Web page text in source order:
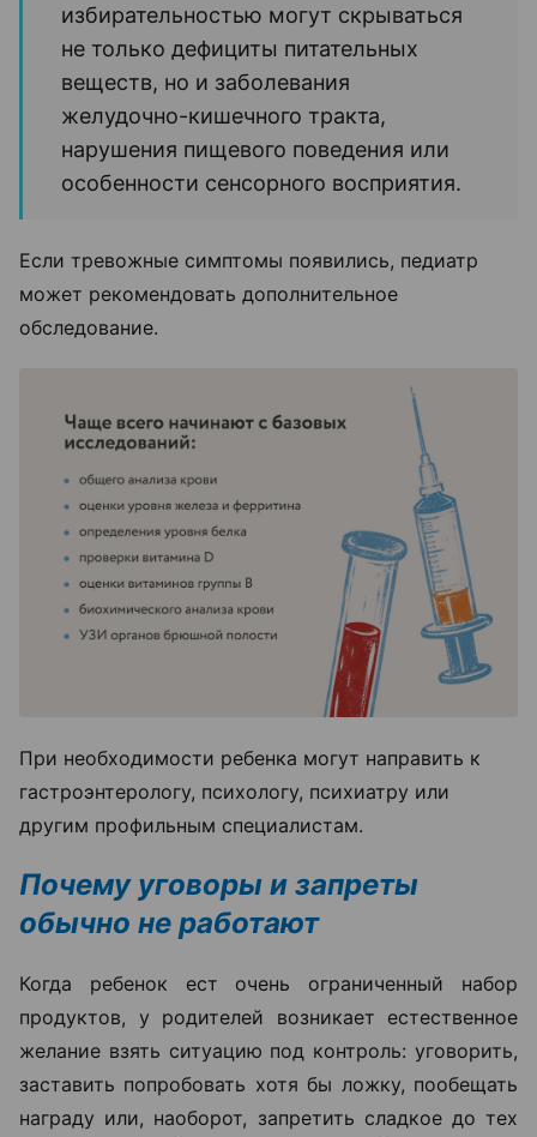
избирательностью могут скрываться
не только дефициты питательных
веществ, но и заболевания
желудочно-кишечного тракта,
нарушения пищевого поведения или
особенности сенсорного восприятия.
Если тревожные симптомы появились, педиатр
может рекомендовать дополнительное
обследование.
При необходимости ребенка могут направить к
гастроэнтерологу, психологу, психиатру или
другим профильным специалистам.
Почему уговоры и запреты
обычно не работают
Когда ребенок ест очень ограниченный набор
продуктов, у родителей возникает естественное
желание взять ситуацию под контроль: уговорить,
заставить попробовать хотя бы ложку, пообещать
награду или, наоборот, запретить сладкое до тех